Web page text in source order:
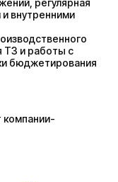
внутренними
ТЗ и работы с
бюджетирования
компании-